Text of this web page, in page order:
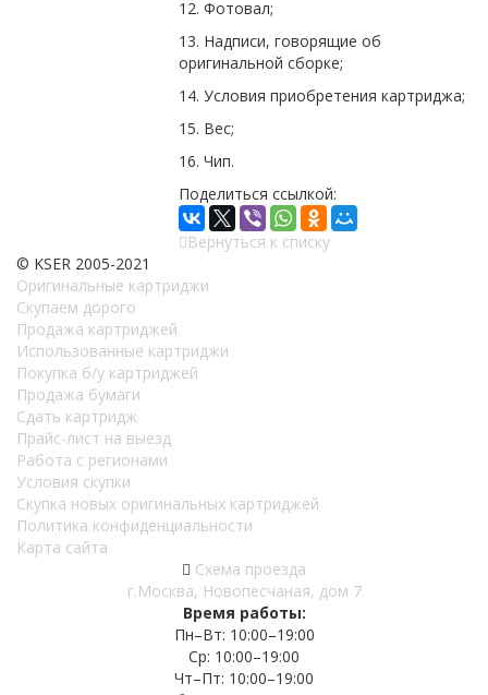
12. Фотовал;
13. Надписи, говорящие об
оригинальной сборке;
14. Условия приобретения картриджа;
15. Вес;
16. Чип.
Поделиться ссылкой:
Вернуться к списку
© KSER 2005-2021
Оригинальные картриджи
Скупаем дорого
Продажа картриджей
Использованные картриджи
Покупка б/у картриджей
Продажа бумаги
Сдать картридж
Прайс-лист на выезд
Работа с регионами
Условия скупки
Скупка новых оригинальных картриджей
Политика конфиденциальности
Карта сайта
Схема проезда
г.Москва, Новопесчаная, дом 7
Время работы:
Пн–Вт: 10:00–19:00
Ср: 10:00–19:00
Чт–Пт: 10:00–19:00